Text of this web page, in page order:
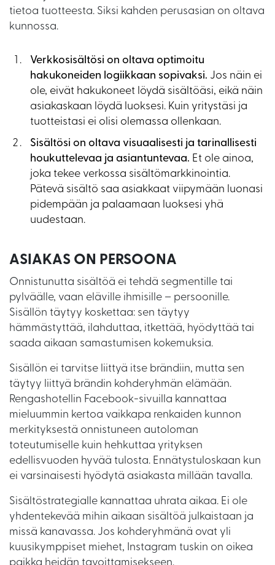
tietoa tuotteesta. Siksi kahden perusasian on oltava
kunnossa.
Verkkosisältösi on oltava optimoitu
hakukoneiden logiikkaan sopivaksi. Jos näin ei
ole, eivät hakukoneet löydä sisältöäsi, eikä näin
asiakaskaan löydä luoksesi. Kuin yritystäsi ja
tuotteistasi ei olisi olemassa ollenkaan.
Sisältösi on oltava visuaalisesti ja tarinallisesti
houkuttelevaa ja asiantuntevaa. Et ole ainoa,
joka tekee verkossa sisältömarkkinointia.
Pätevä sisältö saa asiakkaat viipymään luonasi
pidempään ja palaamaan luoksesi yhä
uudestaan.
ASIAKAS ON PERSOONA
Onnistunutta sisältöä ei tehdä segmentille tai
pylväälle, vaan eläville ihmisille – persoonille.
Sisällön täytyy koskettaa: sen täytyy
hämmästyttää, ilahduttaa, itkettää, hyödyttää tai
saada aikaan samastumisen kokemuksia.
Sisällön ei tarvitse liittyä itse brändiin, mutta sen
täytyy liittyä brändin kohderyhmän elämään.
Rengashotellin Facebook-sivuilla kannattaa
mieluummin kertoa vaikkapa renkaiden kunnon
merkityksestä onnistuneen autoloman
toteutumiselle kuin hehkuttaa yrityksen
edellisvuoden hyvää tulosta. Ennätystuloskaan kun
ei varsinaisesti hyödytä asiakasta millään tavalla.
Sisältöstrategialle kannattaa uhrata aikaa. Ei ole
yhdentekevää mihin aikaan sisältöä julkaistaan ja
missä kanavassa. Jos kohderyhmänä ovat yli
kuusikymppiset miehet, Instagram tuskin on oikea